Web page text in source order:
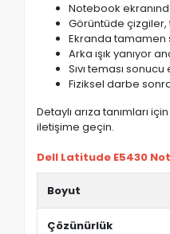
Notebook
Görüntüde
Ekranda
Arka ışık yanıyor
Sıvı teması
Fiziksel darbe
Detaylı arıza tanımları
iletişime geçin.
Dell Latitude E5430
Boyut
Çözünürlük